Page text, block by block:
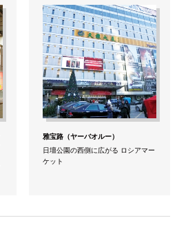
雅宝路（ヤーバオルー）
日壇公園の西側に広がる ロシアマー
ケット